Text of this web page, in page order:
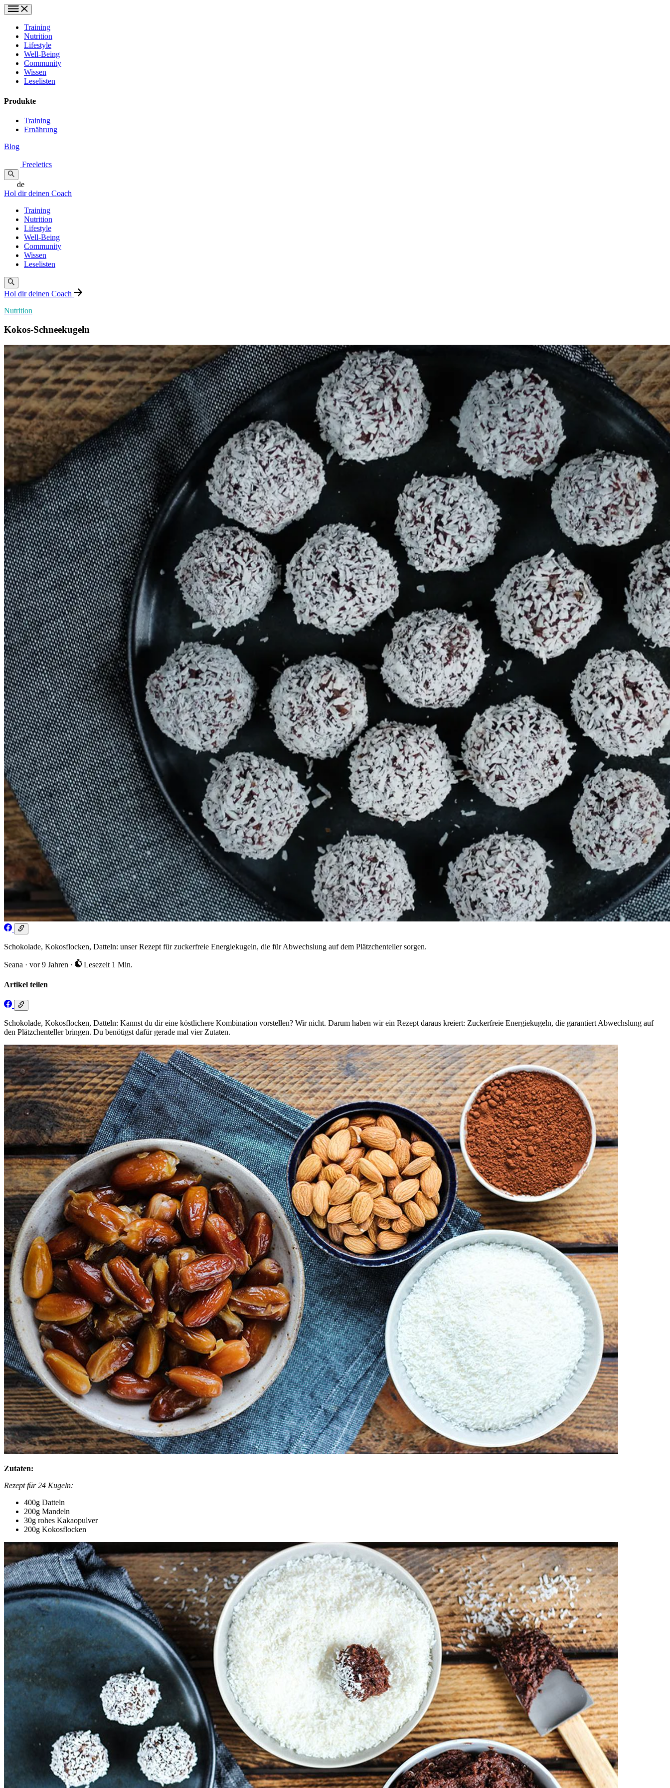
Training
Nutrition
Lifestyle
Well-Being
Community
Wissen
Leselisten
Produkte
Training
Ernährung
Blog
Freeletics
de
Hol dir deinen Coach
Training
Nutrition
Lifestyle
Well-Being
Community
Wissen
Leselisten
Hol dir deinen Coach
Nutrition
Kokos-Schneekugeln
Schokolade, Kokosflocken, Datteln: unser Rezept für zuckerfreie Energiekugeln, die für Abwechslung auf dem Plätzchenteller sorgen.
Seana · vor 9 Jahren · Lesezeit 1 Min.
Artikel teilen
Schokolade, Kokosflocken, Datteln: Kannst du dir eine köstlichere Kombination vorstellen? Wir nicht. Darum haben wir ein Rezept daraus kreiert: Zuckerfreie Energiekugeln, die garantiert Abwechslung auf
den Plätzchenteller bringen. Du benötigst dafür gerade mal vier Zutaten.
Zutaten:
Rezept für 24 Kugeln:
400g Datteln
200g Mandeln
30g rohes Kakaopulver
200g Kokosflocken